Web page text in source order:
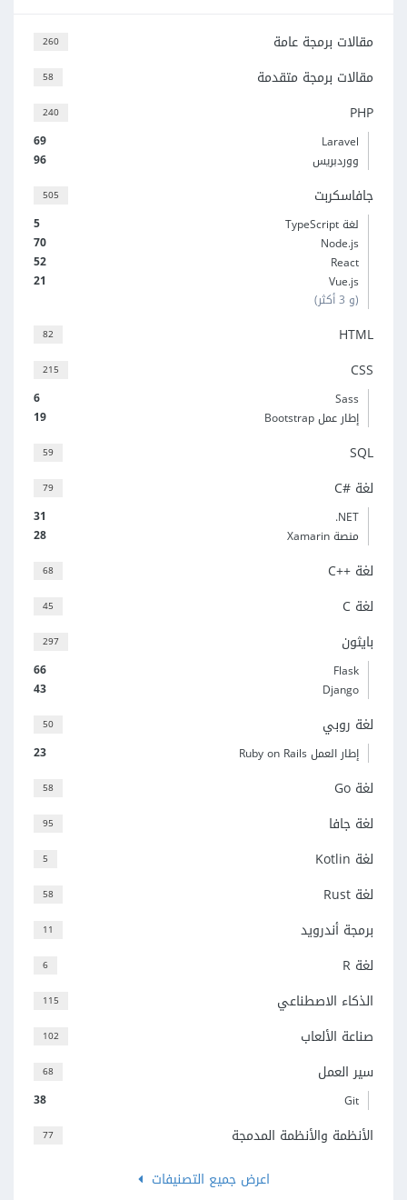
260 مقالات برمجة عامة
58 مقالات برمجة متقدمة
240 PHP
69
Laravel
96
ووردبريس
505 جافاسكربت
5
لغة TypeScript
70
Node.js
52
React
21
Vue.js
(و 3 أكثر)
82 HTML
215 CSS
6
Sass
19
إطار عمل Bootstrap
59 SQL
79 لغة C#‎
31
‎.NET
28
منصة Xamarin
68 لغة C++‎
45 لغة C
297 بايثون
66
Flask
43
Django
50 لغة روبي
23 إطار العمل Ruby on Rails
58 لغة Go
95 لغة جافا
5 لغة Kotlin
58 لغة Rust
11 برمجة أندرويد
6 لغة R
115 الذكاء الاصطناعي
102 صناعة الألعاب
68 سير العمل
38 Git
77
الأنظمة والأنظمة المدمجة
اعرض جميع التصنيفات